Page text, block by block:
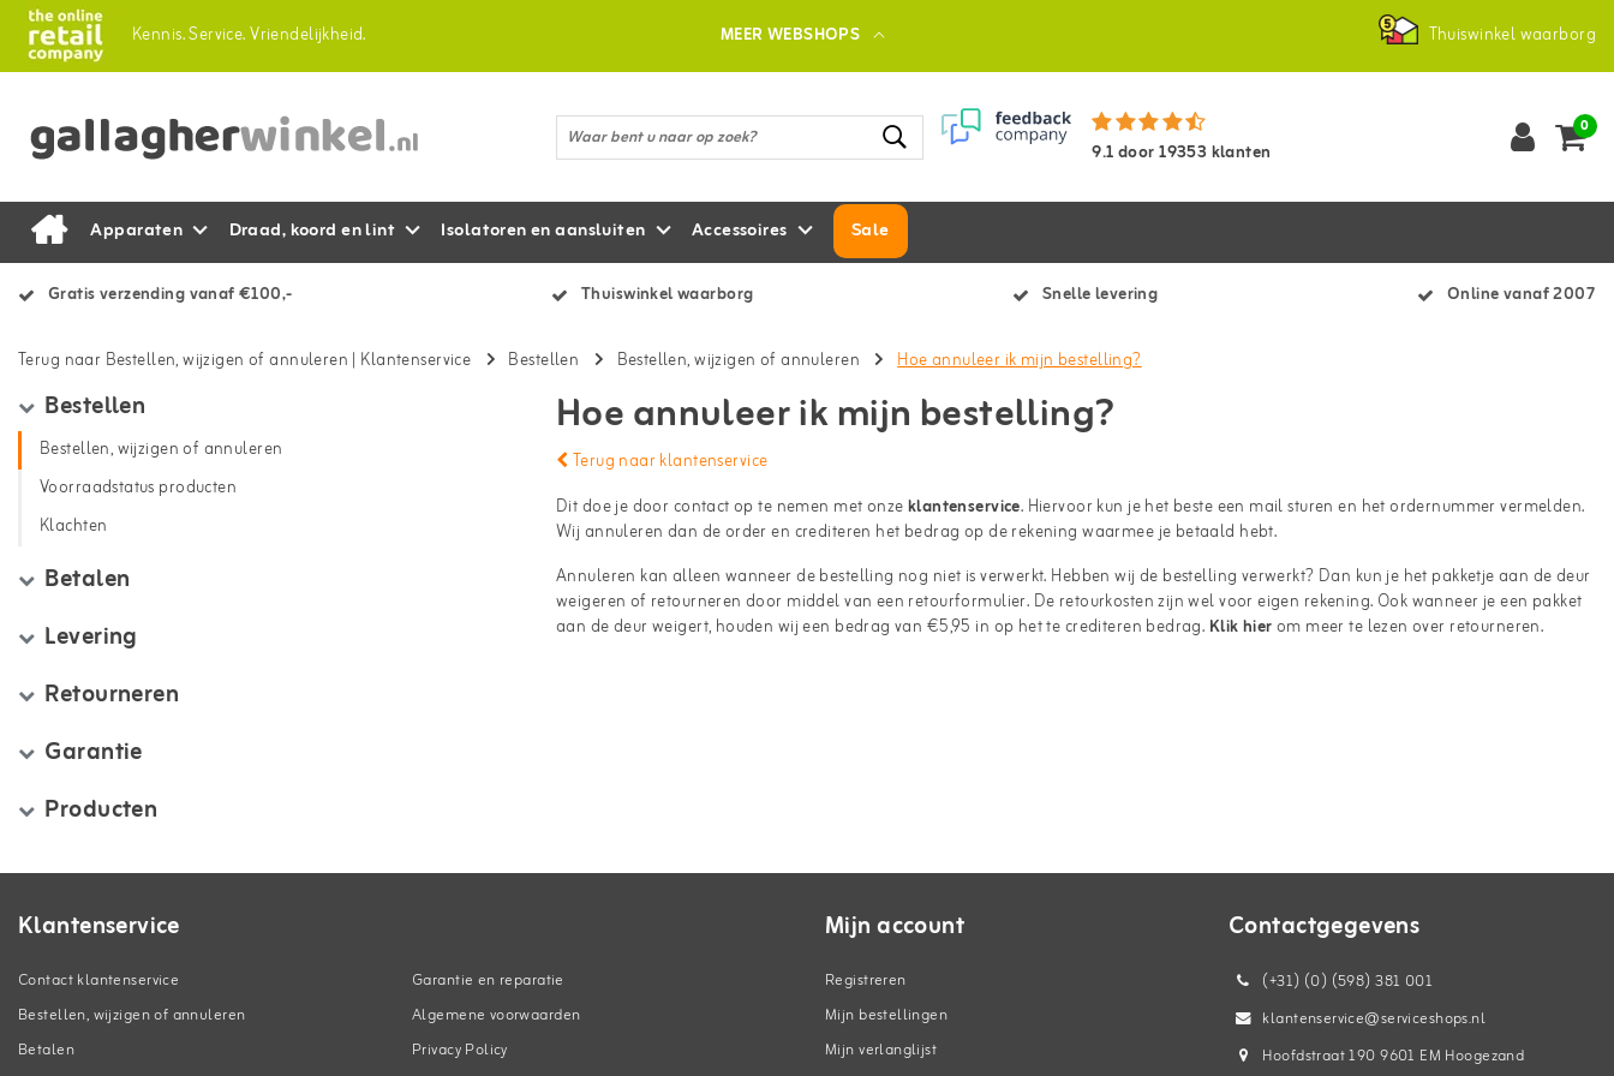
Kennis.Service.Vriendelijkheid. MEER WEBSHOPS Thuiswinkel waarborg
9.1door19353 klanten
0
Apparaten Draad, koord en lint Isolatoren en aansluiten Accessoires Sale
Gratis verzending vanaf €100,- Thuiswinkel waarborg Snelle levering Online vanaf 2007
Terug naar Bestellen, wijzigen of annuleren | Klantenservice Bestellen Bestellen, wijzigen of annuleren Hoe annuleer ik mijn bestelling?
Bestellen
Bestellen, wijzigen of annuleren
Voorraadstatus producten
Klachten
Betalen
Levering
Retourneren
Garantie
Producten
Hoe annuleer ik mijn bestelling?
Terug naar klantenservice
Dit doe je door contact op te nemen met onzeklantenservice. Hiervoor kun je het beste een mail sturen en het ordernummer vermelden.
Wij annuleren dan de order en crediteren het bedrag op de rekening waarmee je betaald hebt.
Annuleren kan alleen wanneer de bestelling nog niet is verwerkt. Hebben wij de bestelling verwerkt? Dan kun je het pakketje aan de deur
weigeren of retourneren door middel van een retourformulier. De retourkosten zijn wel voor eigen rekening. Ook wanneer je een pakket
aan de deur weigert, houden wij een bedrag van €5,95 in op het te crediteren bedrag. Klik hierom meer te lezen over retourneren.
Klantenservice
Contact klantenservice
Bestellen, wijzigen of annuleren
Betalen
Garantie en reparatie
Algemene voorwaarden
Privacy Policy
Mijn account
Registreren
Mijn bestellingen
Mijn verlanglijst
Contactgegevens
(+31) (0) (598) 381 001
klantenservice@serviceshops.nl
Hoofdstraat 190 9601 EM Hoogezand